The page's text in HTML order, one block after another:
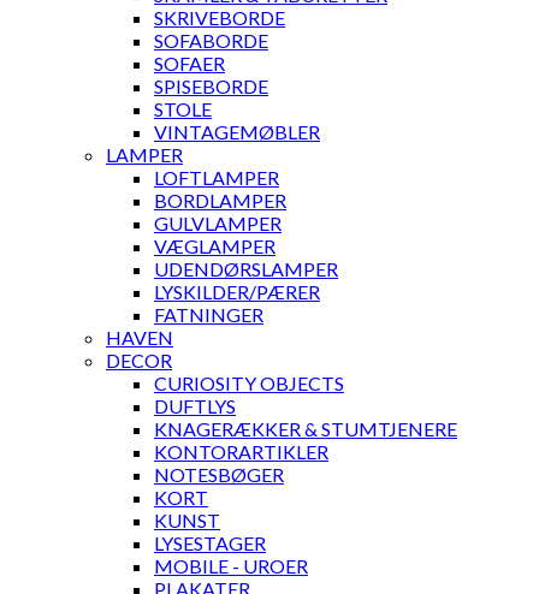
SKRIVEBORDE
SOFABORDE
SOFAER
SPISEBORDE
STOLE
VINTAGEMØBLER
LAMPER
LOFTLAMPER
BORDLAMPER
GULVLAMPER
VÆGLAMPER
UDENDØRSLAMPER
LYSKILDER/PÆRER
FATNINGER
HAVEN
DECOR
CURIOSITY OBJECTS
DUFTLYS
KNAGERÆKKER & STUMTJENERE
KONTORARTIKLER
NOTESBØGER
KORT
KUNST
LYSESTAGER
MOBILE - UROER
PLAKATER